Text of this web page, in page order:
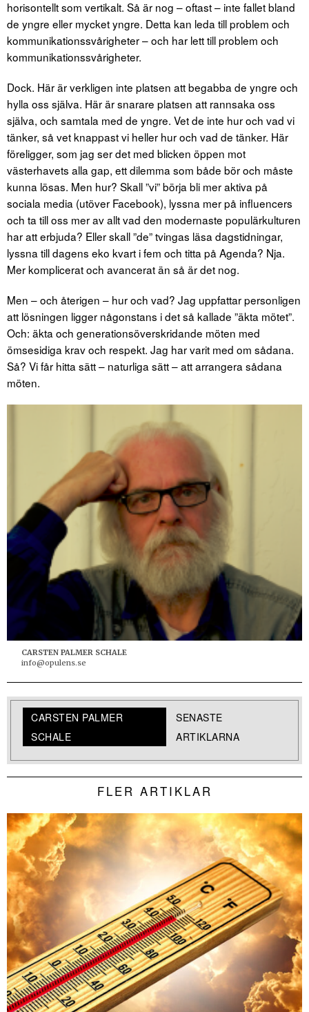
horisontellt som vertikalt. Så är nog – oftast – inte fallet bland
de yngre eller mycket yngre. Detta kan leda till problem och
kommunikationssvårigheter – och har lett till problem och
kommunikationssvårigheter.
Dock. Här är verkligen inte platsen att begabba de yngre och
hylla oss själva. Här är snarare platsen att rannsaka oss
själva, och samtala med de yngre. Vet de inte hur och vad vi
tänker, så vet knappast vi heller hur och vad de tänker. Här
föreligger, som jag ser det med blicken öppen mot
västerhavets alla gap, ett dilemma som både bör och måste
kunna lösas. Men hur? Skall ”vi” börja bli mer aktiva på
sociala media (utöver Facebook), lyssna mer på influencers
och ta till oss mer av allt vad den modernaste populärkulturen
har att erbjuda? Eller skall ”de” tvingas läsa dagstidningar,
lyssna till dagens eko kvart i fem och titta på Agenda? Nja.
Mer komplicerat och avancerat än så är det nog.
Men – och återigen – hur och vad? Jag uppfattar personligen
att lösningen ligger någonstans i det så kallade ”äkta mötet”.
Och: äkta och generationsöverskridande möten med
ömsesidiga krav och respekt. Jag har varit med om sådana.
Så? Vi får hitta sätt – naturliga sätt – att arrangera sådana
möten.
CARSTEN PALMER SCHALE
info@opulens.se
CARSTEN PALMER
SCHALE
SENASTE
ARTIKLARNA
FLER ARTIKLAR